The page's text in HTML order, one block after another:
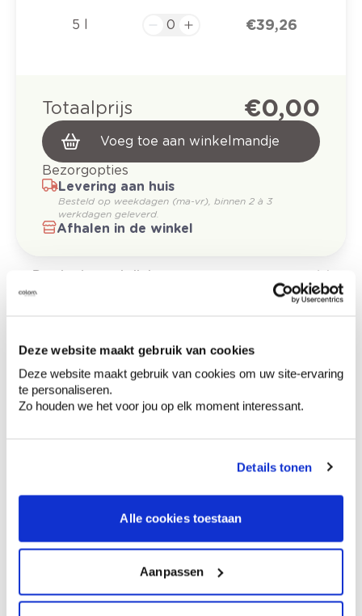
Deze website maakt gebruik van cookies
Deze website maakt gebruik van cookies om uw site-ervaring
te personaliseren.
Zo houden we het voor jou op elk moment interessant.
Details tonen
Alle cookies toestaan
Aanpassen
5 l € 39,26
Totaalprijs € 0,00
Voeg toe aan winkelmandje
Bezorgopties
Levering aan huis
Besteld op weekdagen (ma-vr), binnen 2 à 3
werkdagen geleverd.
Afhalen in de winkel
Productomschrijving
Gevarenaanduidingen
iso-alkanen, cyclische, <2% aromaten.
Ontvlambare vloeistof en damp., Kan dodelijk
terechtkomt., Kan slaperigheid of duizeligheid
veroorzaken. Bij het inwinnen van medisch
advies, de verpakking of het etiket ter
beschikking houden., Buiten het bereik van